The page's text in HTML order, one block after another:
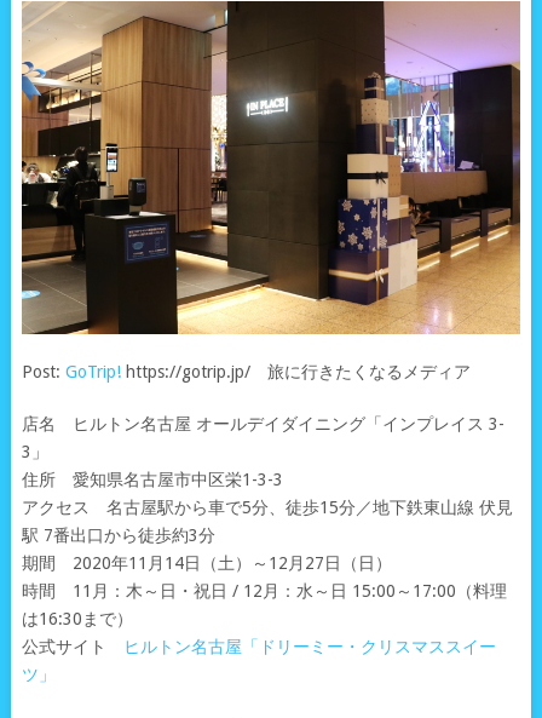
Post: GoTrip!https://gotrip.jp/ 旅に行きたくなるメディア
店名 ヒルトン名古屋 オールデイダイニング「インプレイス 3-
3」
住所 愛知県名古屋市中区栄1-3-3
アクセス 名古屋駅から車で5分、徒歩15分／地下鉄東山線 伏見
駅 7番出口から徒歩約3分
期間 2020年11月14日（土）～12月27日（日）
時間 11月：木～日・祝日 / 12月：水～日 15:00～17:00（料理
は16:30まで）
公式サイト
ヒルトン名古屋「ドリーミー・クリスマススイー
ツ」